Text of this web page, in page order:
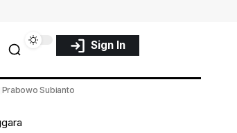
Sign In
Prabowo Subianto